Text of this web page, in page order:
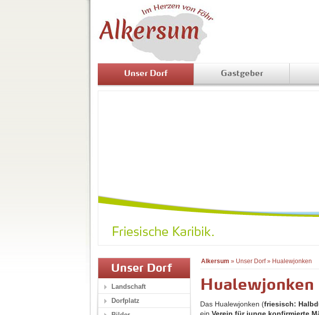
Unser Dorf Gastgeber
Alkersum » Unser Dorf» Hualewjonken
Hualewjonken
Das Hualewjonken (friesisch:
Unser Dorf
Landschaft
Dorfplatz